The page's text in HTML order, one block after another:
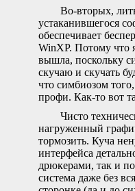
Во-вторых,
устаканившегося
обеспечивает
WinXP. Потому что
вышла, поскольку
скучаю и скучать
что симбиозом
профи. Как-то вот
Чисто
нагруженный
тормозить. Куча
интерфейса
дрюкерами, так и
система даже без